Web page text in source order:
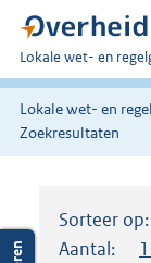
U
bent
hier:
Lokale wet- en
Lokale wet- en
Zoekresultaten
Sorteer op:
Aantal: